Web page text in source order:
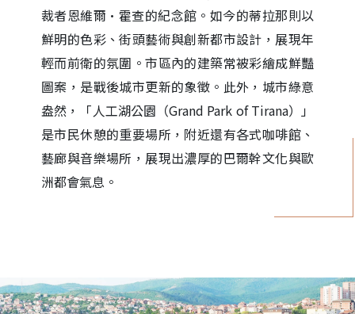
裁者恩維爾·霍查的紀念館。如今的蒂拉那則以
鮮明的色彩、街頭藝術與創新都市設計，展現年
輕而前衛的氛圍。市區內的建築常被彩繪成鮮豔
圖案，是戰後城市更新的象徵。此外，城市綠意
盎然，「人工湖公園（Grand Park of Tirana）」
是市民休憩的重要場所，附近還有各式咖啡館、
藝廊與音樂場所，展現出濃厚的巴爾幹文化與歐
洲都會氣息。